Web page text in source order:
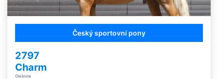
Český sportovní pony
2797
Charm
Olešnice